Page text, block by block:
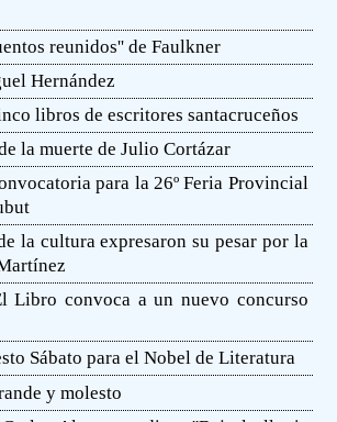
reunidos'' de Faulkner
Hernández
libros de escritores santacruceños
la muerte de Julio Cortázar
para la 26º Feria Provincial
la cultura expresaron su pesar por la
Libro convoca a un nuevo concurso
Sábato para el Nobel de Literatura
y molesto